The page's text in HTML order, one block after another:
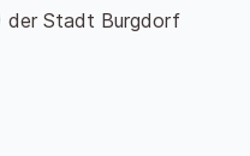
der Stadt Burgdorf